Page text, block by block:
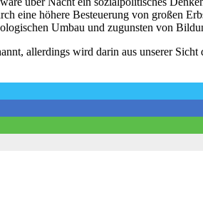
eine höhere Besteuerung von großen
Umbau und zugunsten von
allerdings wird darin aus unserer